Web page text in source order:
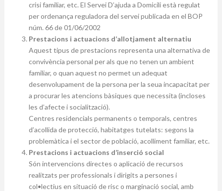
crisi familiar, etc. El Servei D’ajuda a Domicili està regulat
per ordenança reguladora del servei publicada en el BOP
núm. 66 de 01/06/2002
Prestacions i actuacions d’allotjament alternatiu
Aquest tipus de prestacions representa una alternativa de
convivència personal per als que no tenen un ambient
familiar, o quan aquest no permet un adequat
desenvolupament de la persona per la seua incapacitat per
a procurar les atencions bàsiques que necessita (incloses
les d’afecte i socialització).
Centres residencials permanents o temporals, centres
d’acollida de protecció, habitatges tutelats: segons la
problemàtica i el sector de població, acolliment familiar, etc.
Prestacions i actuacions d’inserció social
Són intervencions directes o aplicació de recursos
realitzats per professionals i dirigits a persones i
col•lectius en situació de risc o marginació social, amb